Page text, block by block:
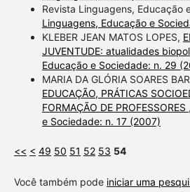
Revista Linguagens, Educação
Linguagens, Educação e
KLEBER JEAN MATOS LOPES,
JUVENTUDE: atualidades
Educação e Sociedade: n. 29
MARIA DA GLÓRIA SOARES
EDUCAÇÃO, PRÁTICAS
FORMAÇÃO DE PROFESSORES ,
e Sociedade: n. 17 (2007)
<< < 49 50 51 52 53 54
Você também pode iniciar uma